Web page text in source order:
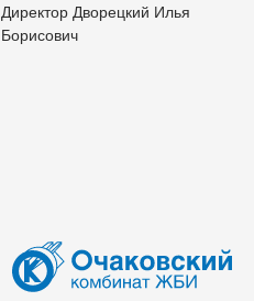
Директор Дворецкий Илья
Борисович